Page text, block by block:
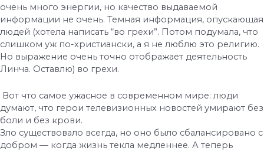
очень много энергии, но качество выдаваемой
информации не очень. Темная информация, опускающая
людей (хотела написать “во грехи”. Потом подумала, что
слишком уж по-христиански, а я не люблю это религию.
Но выражение очень точно отображает деятельность
Линча. Оставлю) во грехи.
Вот что самое ужасное в современном мире: люди
думают, что герои телевизионных новостей умирают без
боли и без крови.
Зло существовало всегда, но оно было сбалансировано с
добром — когда жизнь текла медленнее. А теперь